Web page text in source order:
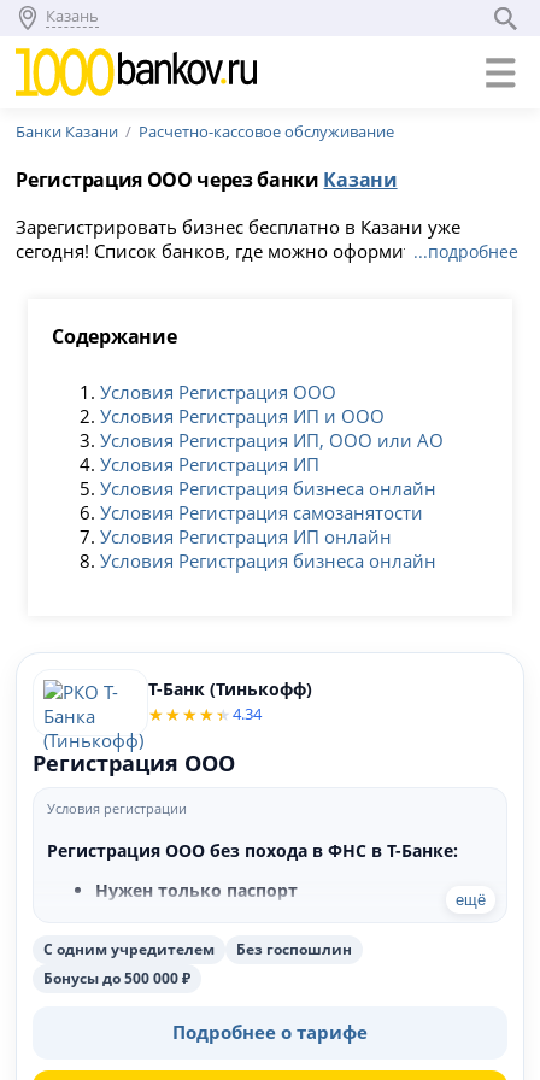
Казань
Банки Казани Расчетно-кассовое обслуживание
Регистрация ООО через банки Казани
Зарегистрировать бизнес бесплатно в Казани уже
сегодня! Список банков, где можно оформить
они подготовят документы, помогут выпустить
электронную подпись, выбрать вид деятельности и
...подробнее
Содержание
Условия Регистрация ООО
Условия Регистрация ИП и ООО
Условия Регистрация ИП, ООО или АО
Условия Регистрация ИП
Условия Регистрация бизнеса онлайн
Условия Регистрация самозанятости
Условия Регистрация ИП онлайн
Условия Регистрация бизнеса онлайн
Т-Банк (Тинькофф)
4.34
Регистрация ООО
Условия регистрации
Регистрация ООО без похода в ФНС в Т-Банке:
Нужен только паспорт
Без оплаты госпошлины
Бесплатная консультация для бизнеса
Бонусы для клиентов от партнеров до 500
ещё
С одним учредителем
Без госпошлин
Бонусы до 500 000 ₽
Подробнее о тарифе